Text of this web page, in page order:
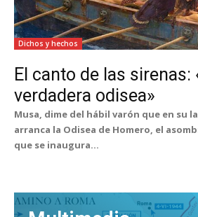
Dichos y hechos
El canto de las sirenas:
verdadera odisea»
Musa, dime del hábil varón que en su
arranca la Odisea de Homero, el
que se inaugura...